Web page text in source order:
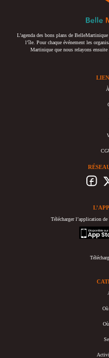
L’agenda des bons plans de
l’île. Pour chaque événement les
Martinique que nous relayons ensuite
Télécharger l’application
appstore